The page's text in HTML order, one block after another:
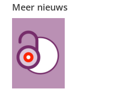
Meer nieuws